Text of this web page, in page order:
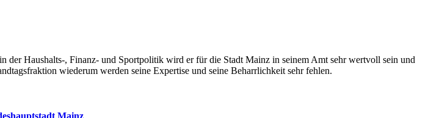
Haushalts-, Finanz- und Sportpolitik wird er für die Stadt Mainz in seinem Amt sehr wertvoll sein und
wiederum werden seine Expertise und seine Beharrlichkeit sehr fehlen.
Mainz